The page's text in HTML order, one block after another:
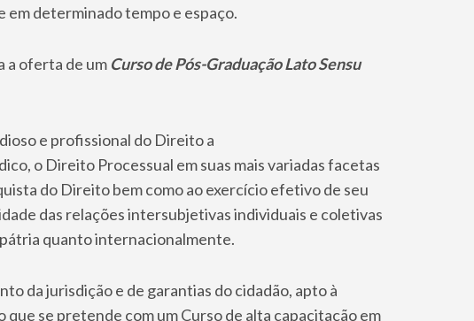
em determinado tempo e espaço.
a oferta de um Curso de Pós-Graduação Lato Sensu
e profissional do Direito a
o Direito Processual em suas mais variadas facetas
do Direito bem como ao exercício efetivo de seu
das relações intersubjetivas individuais e coletivas
quanto internacionalmente.
da jurisdição e de garantias do cidadão, apto à
se pretende com um Curso de alta capacitação em